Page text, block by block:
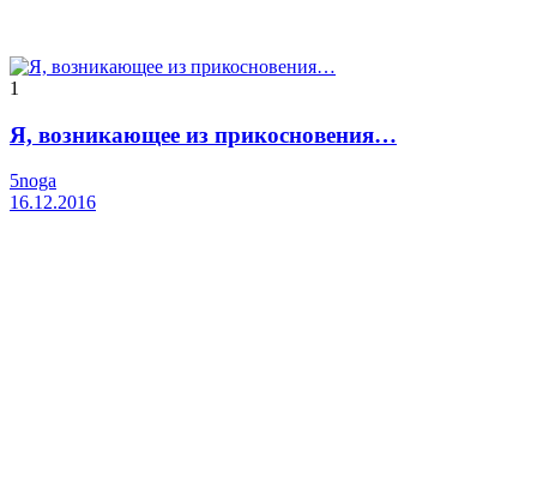
1
Я, возникающее из прикосновения…
5noga
16.12.2016